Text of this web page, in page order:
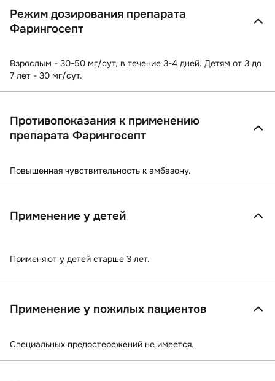
Режим дозирования препарата
Фарингосепт
Взрослым - 30-50 мг/сут, в течение 3-4 дней. Детям от 3 до
7 лет - 30 мг/сут.
Противопоказания к применению
препарата Фарингосепт
Повышенная чувствительность к амбазону.
Применение у детей
Применяют у детей старше 3 лет.
Применение у пожилых пациентов
Специальных предостережений не имеется.